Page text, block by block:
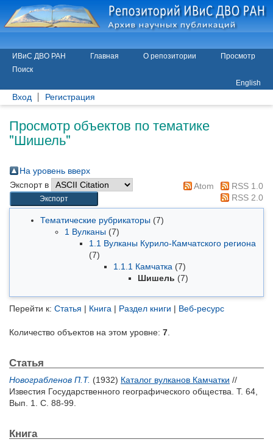
ИВиС ДВО РАН Главная О репозитории
Просмотр
Поиск
English
Вход Регистрация
Просмотр объектов по тематике
"Шишель"
На уровень вверх
Экспорт в
Atom
RSS 1.0
RSS 2.0
Тематические рубрикаторы (7)
1 Вулканы (7)
1.1 Вулканы Курило-Камчатского региона
(7)
1.1.1 Камчатка (7)
Шишель (7)
Перейти к: Статья | Книга | Раздел книги | Веб-ресурс
Количество объектов на этом уровне: 7
Статья
Новограбленов П.Т. (1932) Каталог вулканов Камчатки //
Известия Государственного географического общества. Т. 64,
Вып. 1. С. 88-99.
Книга